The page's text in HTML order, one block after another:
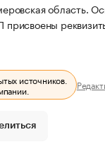
область.
присвоены
источников.